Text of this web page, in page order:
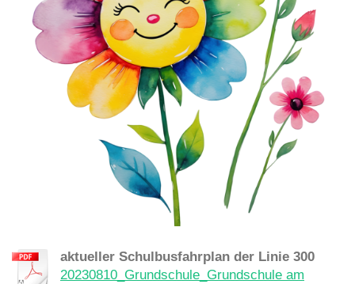
aktueller Schulbusfahrplan der Linie 300
20230810_Grundschule_Grundschule am